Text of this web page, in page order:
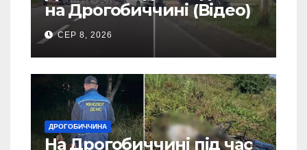
на Дрогобиччині (Відео)
СЕР 8, 2026
ДРОГОБИЧЧИНА
На Дрогобиччині під час